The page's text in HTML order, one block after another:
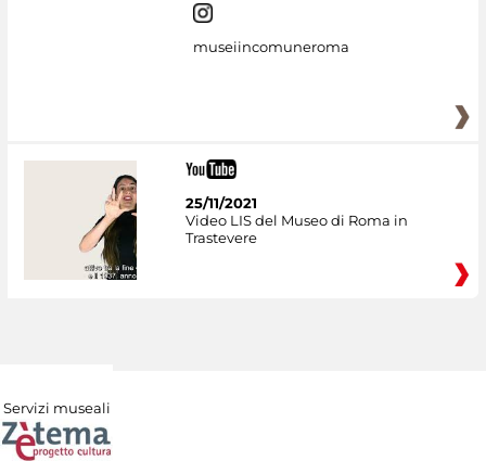
museiincomuneroma
25/11/2021
Video LIS del Museo di Roma in
Trastevere
Servizi museali